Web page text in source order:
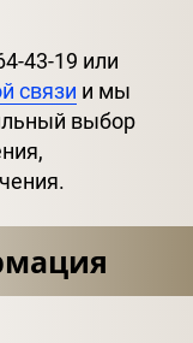
43-19 или
связи и мы
выбор